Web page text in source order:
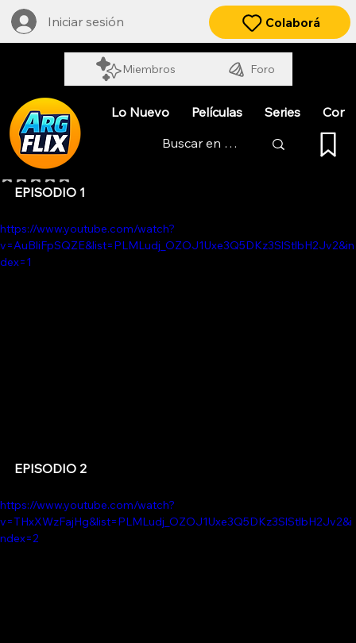
Iniciar sesión
Miembros Foro
Colaborá
Lo Nuevo Películas Series
HECATOMBE. SALA DE MAESTROS
Obtuvo NaN de 5 estrellas.
EPISODIO 1
https://www.youtube.com/watch?
v=AuBliFpSQZE&list=PLMLudj_OZOJ1Uxe3Q5DKz3SlStlbH2Jv2&in
dex=1
EPISODIO 2
https://www.youtube.com/watch?
v=THxXWzFajHg&list=PLMLudj_OZOJ1Uxe3Q5DKz3SlStlbH2Jv2&i
ndex=2